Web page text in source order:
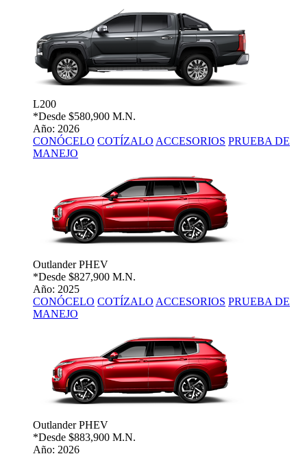
L200
*Desde $580,900 M.N.
Año: 2026
CONÓCELO COTÍZALO ACCESORIOS PRUEBA DE
MANEJO
Outlander PHEV
*Desde $827,900 M.N.
Año: 2025
CONÓCELO COTÍZALO ACCESORIOS PRUEBA DE
MANEJO
Outlander PHEV
*Desde $883,900 M.N.
Año: 2026